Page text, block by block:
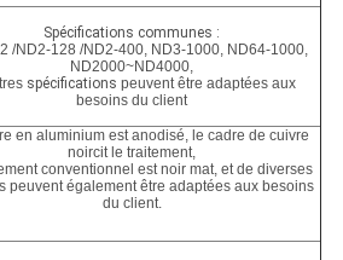
Spécifications communes :
/ND2-128 /ND2-400, ND3-1000, ND64-1000,
ND2000~ND4000,
spécifications peuvent être adaptées aux
besoins du client
en aluminium est anodisé, le cadre de cuivre
noircit le traitement,
conventionnel est noir mat, et de diverses
peuvent également être adaptées aux besoins
du client.